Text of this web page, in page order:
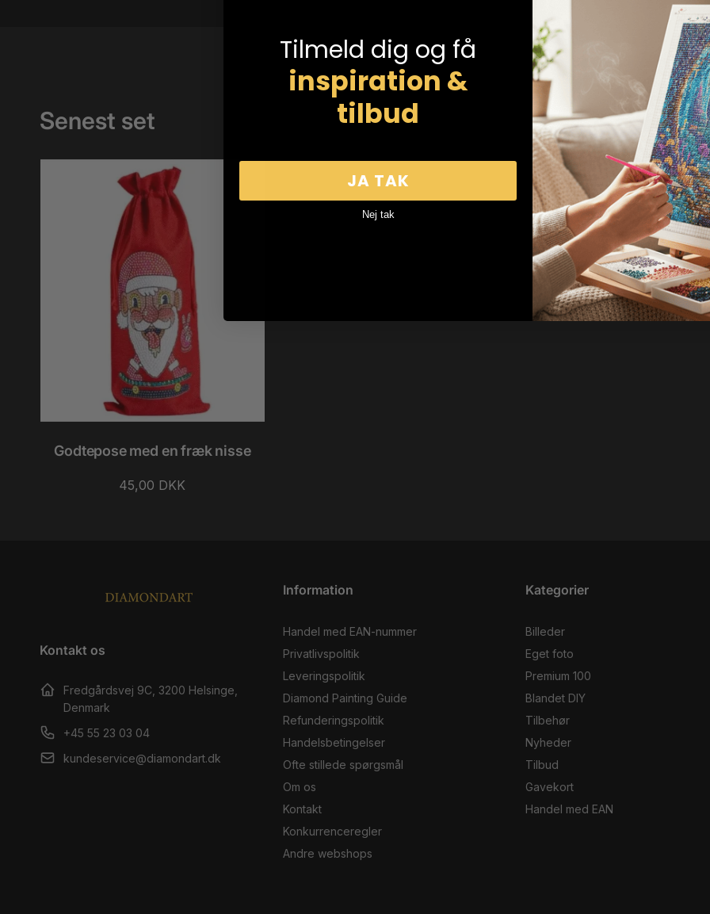
Senest set
Godtepose med en fræk nisse
Normalpris
45,00 DKK
Kontakt os
Fredgårdsvej 9C, 3200 Helsinge,
Denmark
+45 55 23 03 04
kundeservice@diamondart.dk
Information
Handel med EAN-nummer
Privatlivspolitik
Leveringspolitik
Diamond Painting Guide
Refunderingspolitik
Handelsbetingelser
Ofte stillede spørgsmål
Om os
Kontakt
Konkurrenceregler
Andre webshops
Kategorier
Billeder
Eget foto
Premium 100
Blandet DIY
Tilbehør
Nyheder
Tilbud
Gavekort
Handel med EAN
Tilmeld dig og få
inspiration &
tilbud
JA TAK
Nej tak